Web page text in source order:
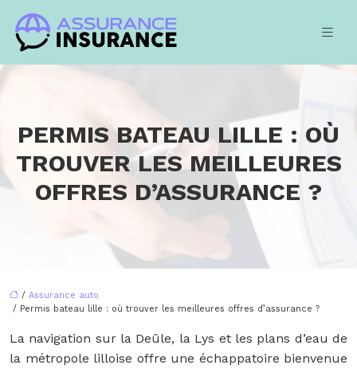
PERMIS BATEAU LILLE : OÙ
TROUVER LES MEILLEURES
OFFRES D’ASSURANCE ?
/ Assurance auto
/ Permis bateau lille : où trouver les meilleures offres d’assurance ?
La navigation sur la Deûle, la Lys et les plans d’eau de
la métropole lilloise offre une échappatoire bienvenue